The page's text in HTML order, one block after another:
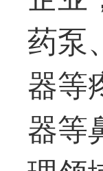
药泵
器等
器等